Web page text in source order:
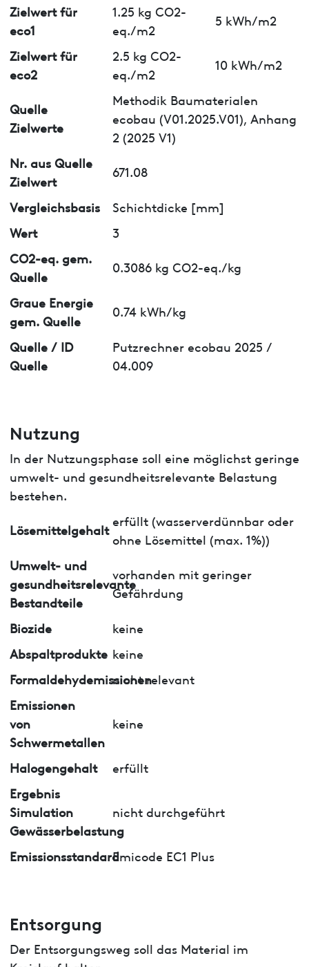
Zielwert für
eco1
1.25 kg CO2-
eq./m2
5 kWh/m2
Zielwert für
eco2
2.5 kg CO2-
eq./m2
10 kWh/m2
Quelle
Zielwerte
Methodik Baumaterialen
ecobau (V01.2025.V01), Anhang
2 (2025 V1)
Nr. aus Quelle
Zielwert
671.08
Vergleichsbasis
Schichtdicke [mm]
Wert
3
CO2-eq. gem.
Quelle
0.3086 kg CO2-eq./kg
Graue Energie
gem. Quelle
0.74 kWh/kg
Quelle / ID
Quelle
Putzrechner ecobau 2025 /
04.009
Nutzung
In der Nutzungsphase soll eine möglichst geringe
umwelt- und gesundheitsrelevante Belastung
bestehen.
Lösemittelgehalt
erfüllt (wasserverdünnbar oder
ohne Lösemittel (max. 1%))
Umwelt- und
gesundheitsrelevante
Bestandteile
vorhanden mit geringer
Gefährdung
Biozide
keine
Abspaltprodukte keine
Formaldehydemissionennicht relevant
Emissionen
von
Schwermetallen
keine
Halogengehalt
erfüllt
Ergebnis
Simulation
Gewässerbelastung
nicht durchgeführt
EmissionsstandardEmicode EC1 Plus
Entsorgung
Der Entsorgungsweg soll das Material im